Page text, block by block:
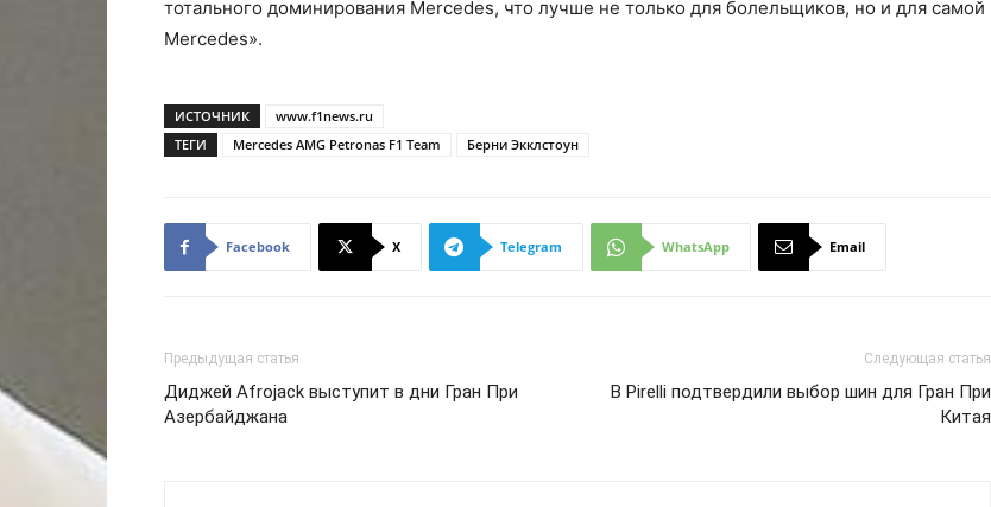
тотального доминирования Mercedes, что лучше не только для болельщиков, но и для самой
Mercedes».
ИСТОЧНИК
www.f1news.ru
ТЕГИ
Mercedes AMG Petronas F1 Team Берни Экклстоун
Facebook X Telegram WhatsApp Email
Предыдущая статья
Диджей Afrojack выступит в дни Гран При
Азербайджана
Следующая статья
В Pirelli подтвердили выбор шин для Гран При
Китая